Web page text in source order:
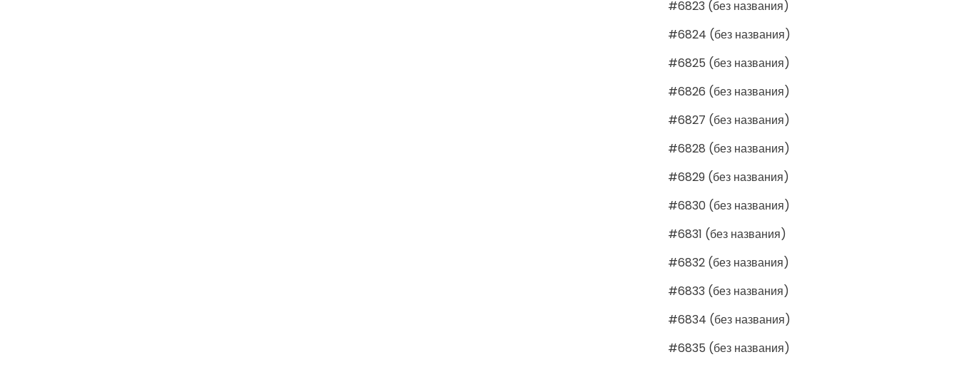
#6823 (без названия)
#6824 (без названия)
#6825 (без названия)
#6826 (без названия)
#6827 (без названия)
#6828 (без названия)
#6829 (без названия)
#6830 (без названия)
#6831 (без названия)
#6832 (без названия)
#6833 (без названия)
#6834 (без названия)
#6835 (без названия)